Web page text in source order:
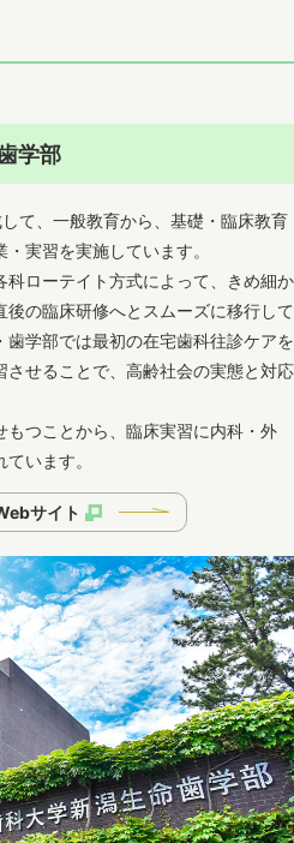
学部
て、一般教育から、基礎・臨床教育
実習を実施しています。
ローテイト方式によって、きめ細か
の臨床研修へとスムーズに移行して
学部では最初の在宅歯科往診ケアを
せることで、高齢社会の実態と対応
つことから、臨床実習に内科・外
います。
サイト